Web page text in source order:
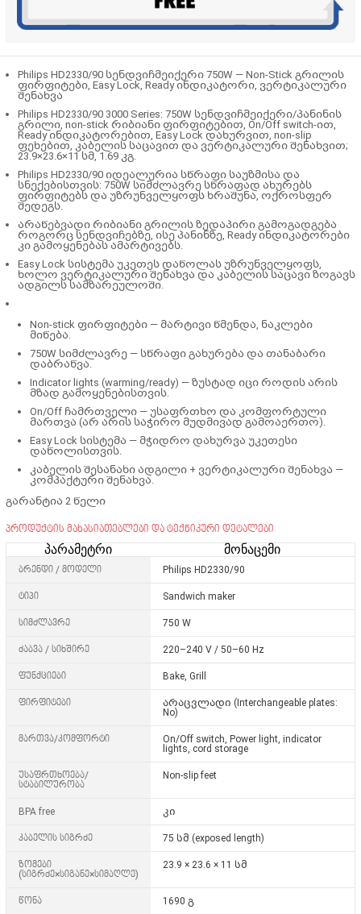
Philips HD2330/90 სენდვიჩმეიქერი 750W — Non-Stick გრილის
ფირფიტები, Easy Lock, Ready ინდიკატორი, ვერტიკალური
შენახვა
Philips HD2330/90 3000 Series: 750W სენდვიჩმეიქერი/პანინის
გრილი, non-stick რიბიანი ფირფიტებით, On/Off switch-ით,
Ready ინდიკატორებით, Easy Lock დახურვით, non-slip
ფეხებით, კაბელის საცავით და ვერტიკალური შენახვით;
23.9×23.6×11 სმ, 1.69 კგ.
Philips HD2330/90 იდეალურია სწრაფი საუზმისა და
სნექებისთვის: 750W სიმძლავრე სწრაფად ახურებს
ფირფიტებს და უზრუნველყოფს ხრაშუნა, ოქროსფერ
შედეგს.
არაწებვადი რიბიანი გრილის ზედაპირი გამოგადგება
როგორც სენდვიჩებზე, ისე პანინზე, Ready ინდიკატორები
კი გამოყენებას ამარტივებს.
Easy Lock სისტემა უკეთეს დაწოლას უზრუნველყოფს,
ხოლო ვერტიკალური შენახვა და კაბელის საცავი ზოგავს
ადგილს სამზარეულოში.
Non-stick ფირფიტები— მარტივი წმენდა, ნაკლები
მიწება.
750W სიმძლავრე— სწრაფი გახურება და თანაბარი
დაბრაწვა.
Indicator lights (warming/ready) — ზუსტად იცი როდის არის
მზად გამოყენებისთვის.
On/Off ჩამრთველი— უსაფრთხო და კომფორტული
მართვა (არ არის საჭირო მუდმივად გამოაერთო).
Easy Lock სისტემა — მჭიდრო დახურვა უკეთესი
დაწოლისთვის.
კაბელის შესანახი ადგილი + ვერტიკალური შენახვა —
კომპაქტური შენახვა.
გარანტია 2 წელი
პროდუქტის მახასიათებლები და ტექნიკური დეტალები
პარამეტრი მონაცემი
ბრენდი / მოდელი Philips HD2330/90
ტიპი Sandwich maker
სიმძლავრე 750 W
ძაბვა / სიხშირე 220–240 V / 50–60 Hz
ფუნქციები Bake, Grill
ფირფიტები
არაცვლადი (Interchangeable plates:
No)
მართვა/კომფორტი
On/Off switch, Power light, indicator
lights, cord storage
უსაფრთხოება/
სტაბილურობა
Non-slip feet
BPA free კი
კაბელის სიგრძე 75 სმ (exposed length)
ზომები
(სიგრძე×სიგანე×სიმაღლე)
23.9 × 23.6 × 11 სმ
წონა 1690 გ